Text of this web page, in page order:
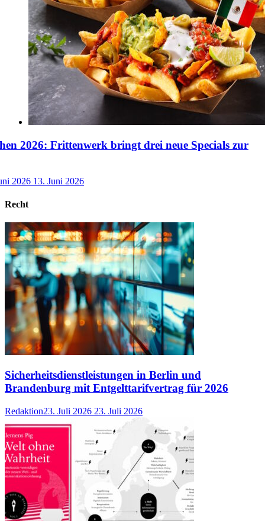
2026: Frittenwerk bringt drei neue Specials zur
2026 13. Juni 2026
Recht
Sicherheitsdienstleistungen in Berlin und
Brandenburg mit Entgelttarifvertrag für 2026
Redaktion23. Juli 2026 23. Juli 2026